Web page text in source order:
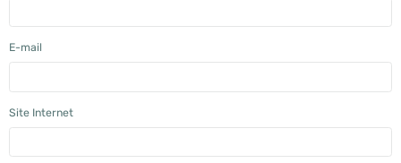
E-mail
Site Internet